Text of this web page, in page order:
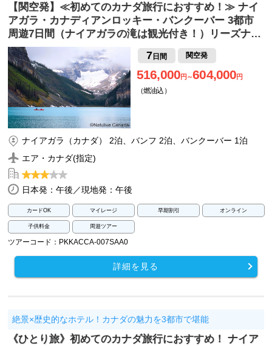
【関空発】≪初めてのカナダ旅行におすすめ！≫ ナイ
アガラ・カナディアンロッキー・バンクーバー 3都市
周遊7日間（ナイアガラの滝は観光付き！）リーズナ…
7 日間 関空発
516,000円～604,000円
（燃油込）
ナイアガラ（カナダ） 2泊、バンフ 2泊、バンクーバー 1泊
エア・カナダ(指定)
日本発：午後／現地発：午後
カードOK マイレージ 早期割引 オンライン
子供料金 周遊ツアー
ツアーコード：PKKACCA-007SAA0
詳細を見る
絶景×歴史的なホテル！カナダの魅力を3都市で堪能
《ひとり旅》初めてのカナダ旅行におすすめ！ ナイア